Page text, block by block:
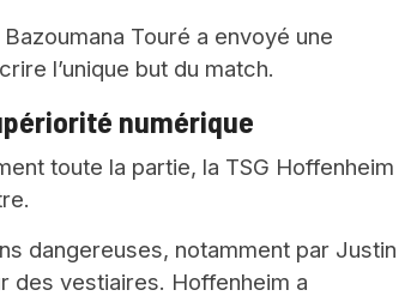
Touré a envoyé une
l’unique but du match.
numérique
toute la partie, la TSG Hoffenheim
dangereuses, notamment par Justin
des vestiaires. Hoffenheim a